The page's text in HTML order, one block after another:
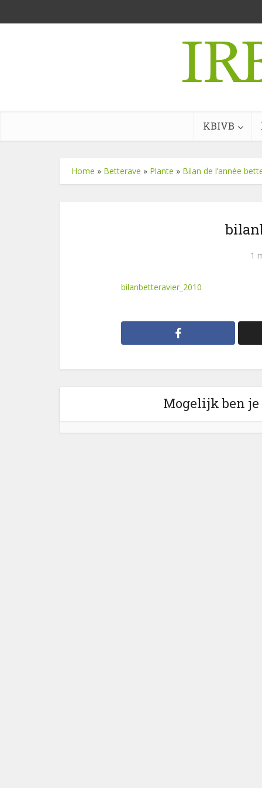
KBIVB
Home » Betterave » Plante » Bilan de l’année
1
bilanbetteravier_2010
Mogelijk ben